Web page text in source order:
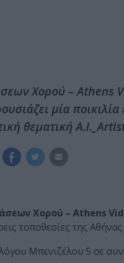
Χορού – Athens
μία
θεματική
Χορού – Athens
τοποθεσίες της Αθήνας
Μπενιζέλου 5 σε